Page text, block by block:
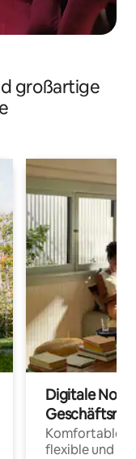
großartige
Digitale
Komfortable
flexible und